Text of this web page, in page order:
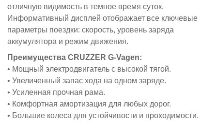
отличную видимость в темное время суток.
Информативный дисплей отображает все ключевые
параметры поездки: скорость, уровень заряда
аккумулятора и режим движения.
Преимущества CRUZZER G-Vagen:
• Мощный электродвигатель с высокой тягой.
• Увеличенный запас хода на одном заряде.
• Усиленная прочная рама.
• Комфортная амортизация для любых дорог.
• Большие колеса для устойчивости и проходимости.